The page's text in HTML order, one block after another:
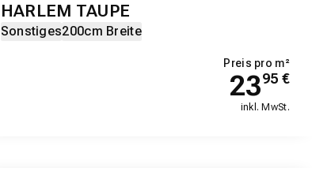
HARLEM TAUPE
Sonstiges200cm Breite
Preis pro m²
2395 €
inkl. MwSt.